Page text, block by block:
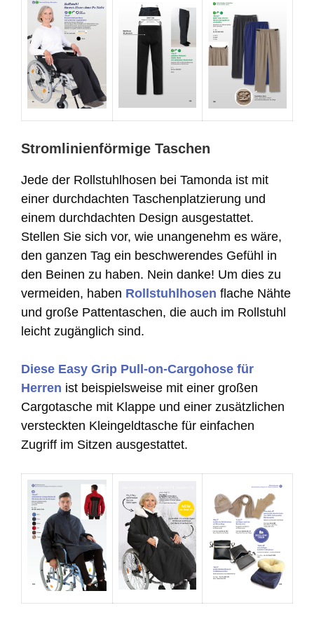
Stromlinienförmige Taschen
Jede der Rollstuhlhosen bei Tamonda ist mit
einer durchdachten Taschenplatzierung und
einem durchdachten Design ausgestattet.
Stellen Sie sich vor, wie unangenehm es wäre,
den ganzen Tag ein beschwerendes Gefühl in
den Beinen zu haben. Nein danke! Um dies zu
vermeiden, haben Rollstuhlhosen flache Nähte
und große Pattentaschen, die auch im Rollstuhl
leicht zugänglich sind.
Diese Easy Grip Pull-on-Cargohose für
Herren ist beispielsweise mit einer großen
Cargotasche mit Klappe und einer zusätzlichen
versteckten Kleingeldtasche für einfachen
Zugriff im Sitzen ausgestattet.